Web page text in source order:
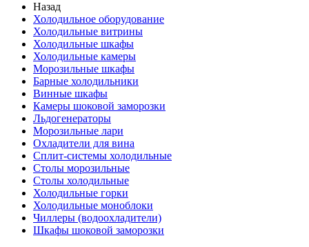
Назад
Холодильное оборудование
Холодильные витрины
Холодильные шкафы
Холодильные камеры
Морозильные шкафы
Барные холодильники
Винные шкафы
Камеры шоковой заморозки
Льдогенераторы
Морозильные лари
Охладители для вина
Сплит-системы холодильные
Столы морозильные
Столы холодильные
Холодильные горки
Холодильные моноблоки
Чиллеры (водоохладители)
Шкафы шоковой заморозки